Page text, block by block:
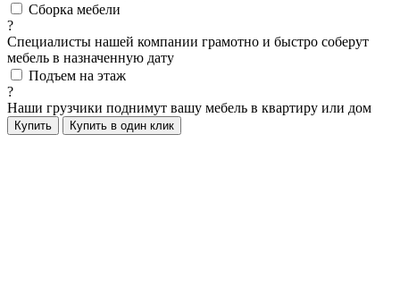
Сборка мебели
?
Специалисты нашей компании грамотно и быстро соберут
мебель в назначенную дату
Подъем на этаж
?
Наши грузчики поднимут вашу мебель в квартиру или дом
Купить Купить в один клик